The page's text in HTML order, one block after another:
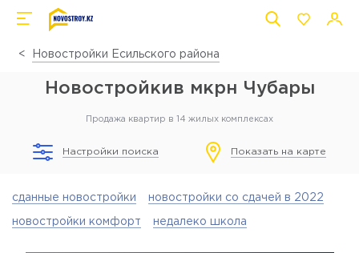
Новостройки Есильского района
Новостройкив мкрн Чубары
Продажа квартир в 14 жилых комплексах
Настройки поиска Показать на карте
сданные новостройки новостройки со сдачей в 2022
новостройки комфорт недалеко школа